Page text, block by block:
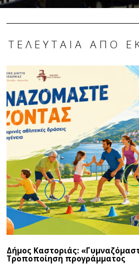
ΤΕΛΕΥΤΑΊΑ ΑΠΌ
Δήμος Καστοριάς:
Τροποποίηση προγράμματος